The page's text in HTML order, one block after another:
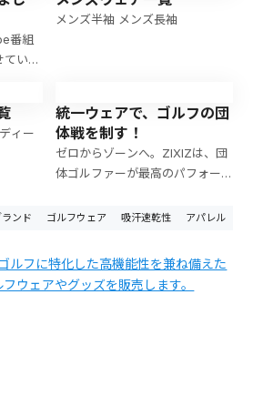
番組
ていた
メンズ半袖 メンズ長袖
ィー
統一ウェアで、ゴルフの団
体戦を制す！
ゼロからゾーンへ。ZIXIZは、団
体ゴルファーが最高のパフォー
スタイリッシュなウェアを提
ンド ゴルフウェア 吸汗速乾性 アパレル
ルフに特化した高機能性を兼ね備えた
ウェアやグッズを販売します。